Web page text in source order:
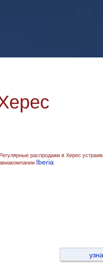
Регулярные распродажи в Херес
Iberia